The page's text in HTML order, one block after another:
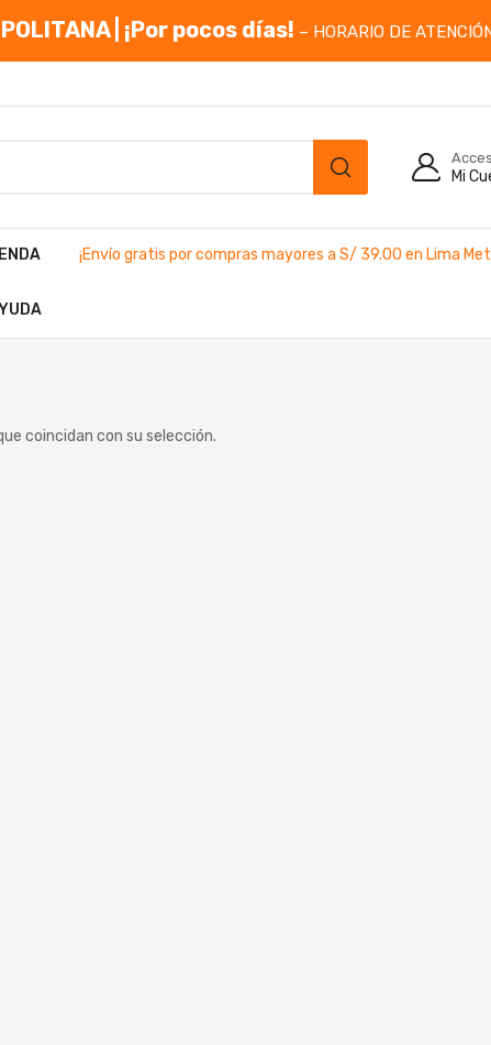
| ¡Por pocos días! – HORARIO DE
Mi
¡Envío gratis por compras mayores a S/ 39.00 en Lima
coincidan con su selección.